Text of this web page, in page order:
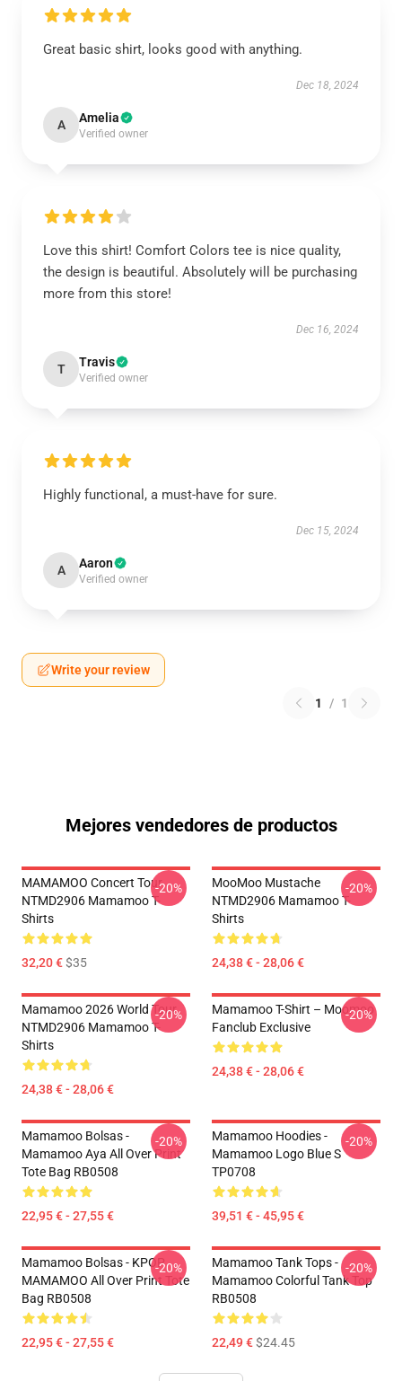
Great basic shirt, looks good with anything.
Dec 18, 2024
A Amelia
Verified owner
Love this shirt! Comfort Colors tee is nice quality,
the design is beautiful. Absolutely will be purchasing
more from this store!
Dec 16, 2024
T Travis
Verified owner
Highly functional, a must-have for sure.
Dec 15, 2024
A Aaron
Verified owner
Write your review
1 / 1
Mejores vendedores de productos
MAMAMOO Concert Tour
NTMD2906 Mamamoo T-
Shirts
32,20 €$35
-20%
MooMoo Mustache
NTMD2906 Mamamoo T-
Shirts
24,38 € - 28,06 €
-20%
Mamamoo 2026 World Tour
NTMD2906 Mamamoo T-
Shirts
24,38 € - 28,06 €
-20%
Mamamoo T-Shirt – Moomoo
Fanclub Exclusive
24,38 € - 28,06 €
-20%
Mamamoo Bolsas -
Mamamoo Aya All Over Print
Tote Bag RB0508
22,95 € - 27,55 €
-20%
Mamamoo Hoodies -
Mamamoo Logo Blue S
TP0708
39,51 € - 45,95 €
-20%
Mamamoo Bolsas - KPOP
MAMAMOO All Over Print Tote
Bag RB0508
22,95 € - 27,55 €
-20%
Mamamoo Tank Tops -
Mamamoo Colorful Tank Top
RB0508
22,49 €$24.45
-20%